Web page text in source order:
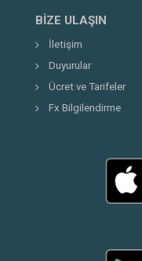
BIZE ULAŞIN
İletişim
Duyurular
Ücret ve Tarifeler
Fx Bilgilendirme